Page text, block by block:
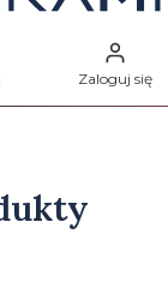
Zaloguj się